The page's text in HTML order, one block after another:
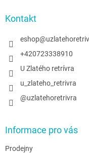
Kontakt
eshop@
+420723338910
U Zlatého retrívra
u_zlateho_retrivra
@uzlatehoretrivra
Informace pro vás
Prodejny